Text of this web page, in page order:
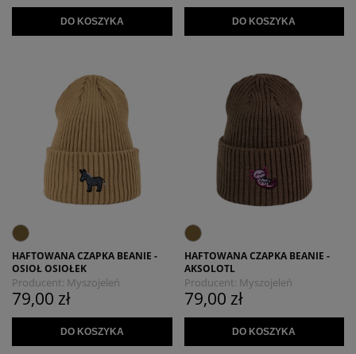
DO KOSZYKA DO KOSZYKA
HAFTOWANA CZAPKA BEANIE -
OSIOŁ OSIOŁEK
Producent: Myszojeleń
79,00 zł
DO KOSZYKA
HAFTOWANA CZAPKA BEANIE -
AKSOLOTL
Producent: Myszojeleń
79,00 zł
DO KOSZYKA